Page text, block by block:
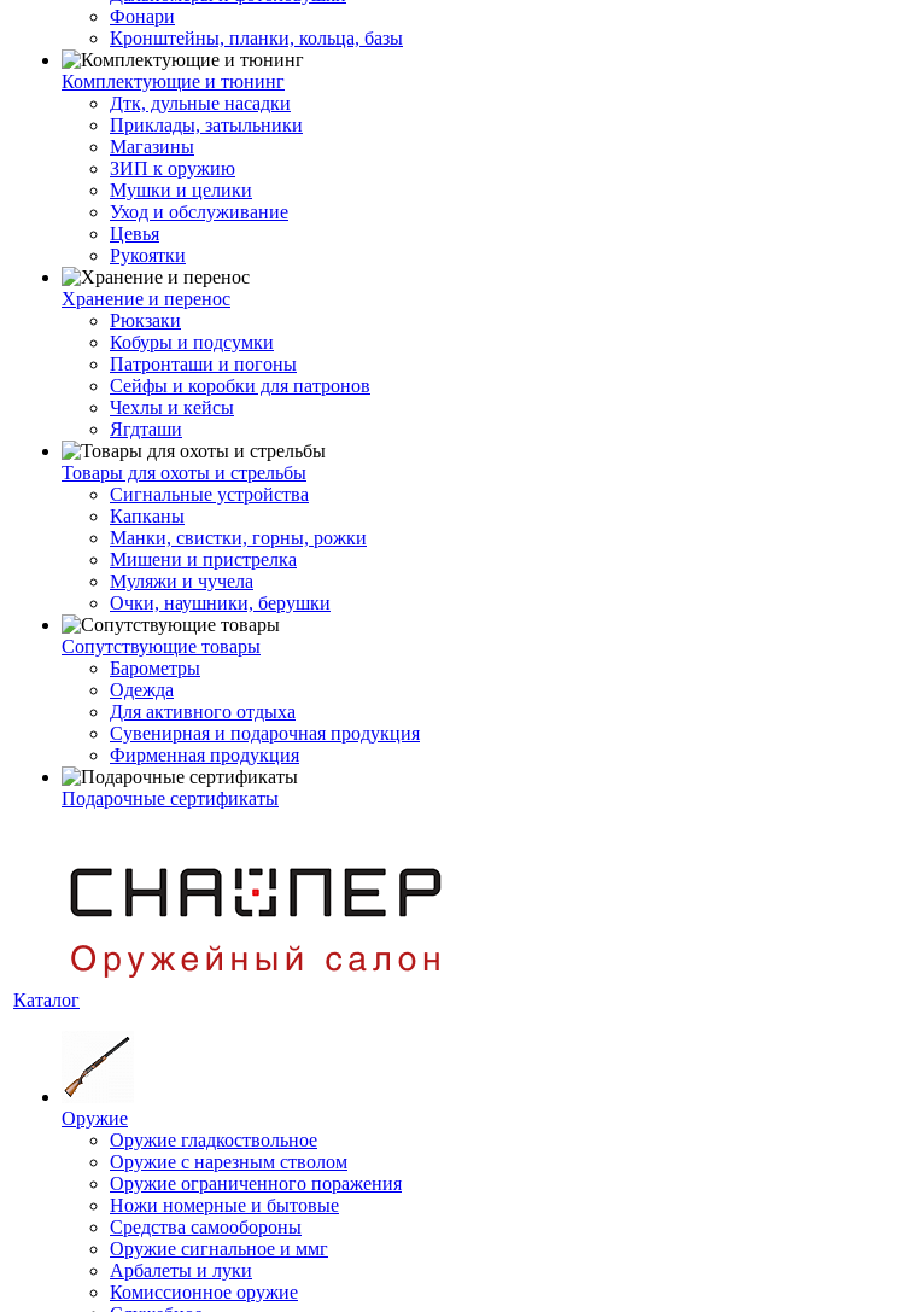
Фонари
Кронштейны, планки, кольца, базы
Комплектующие и тюнинг
Дтк, дульные насадки
Приклады, затыльники
Магазины
ЗИП к оружию
Мушки и целики
Уход и обслуживание
Цевья
Рукоятки
Хранение и перенос
Рюкзаки
Кобуры и подсумки
Патронташи и погоны
Сейфы и коробки для патронов
Чехлы и кейсы
Ягдташи
Товары для охоты и стрельбы
Сигнальные устройства
Капканы
Манки, свистки, горны, рожки
Мишени и пристрелка
Муляжи и чучела
Очки, наушники, берушки
Сопутствующие товары
Барометры
Одежда
Для активного отдыха
Сувенирная и подарочная продукция
Фирменная продукция
Подарочные сертификаты
Каталог
Оружие
Оружие гладкоствольное
Оружие с нарезным стволом
Оружие ограниченного поражения
Ножи номерные и бытовые
Средства самообороны
Оружие сигнальное и ммг
Арбалеты и луки
Комиссионное оружие